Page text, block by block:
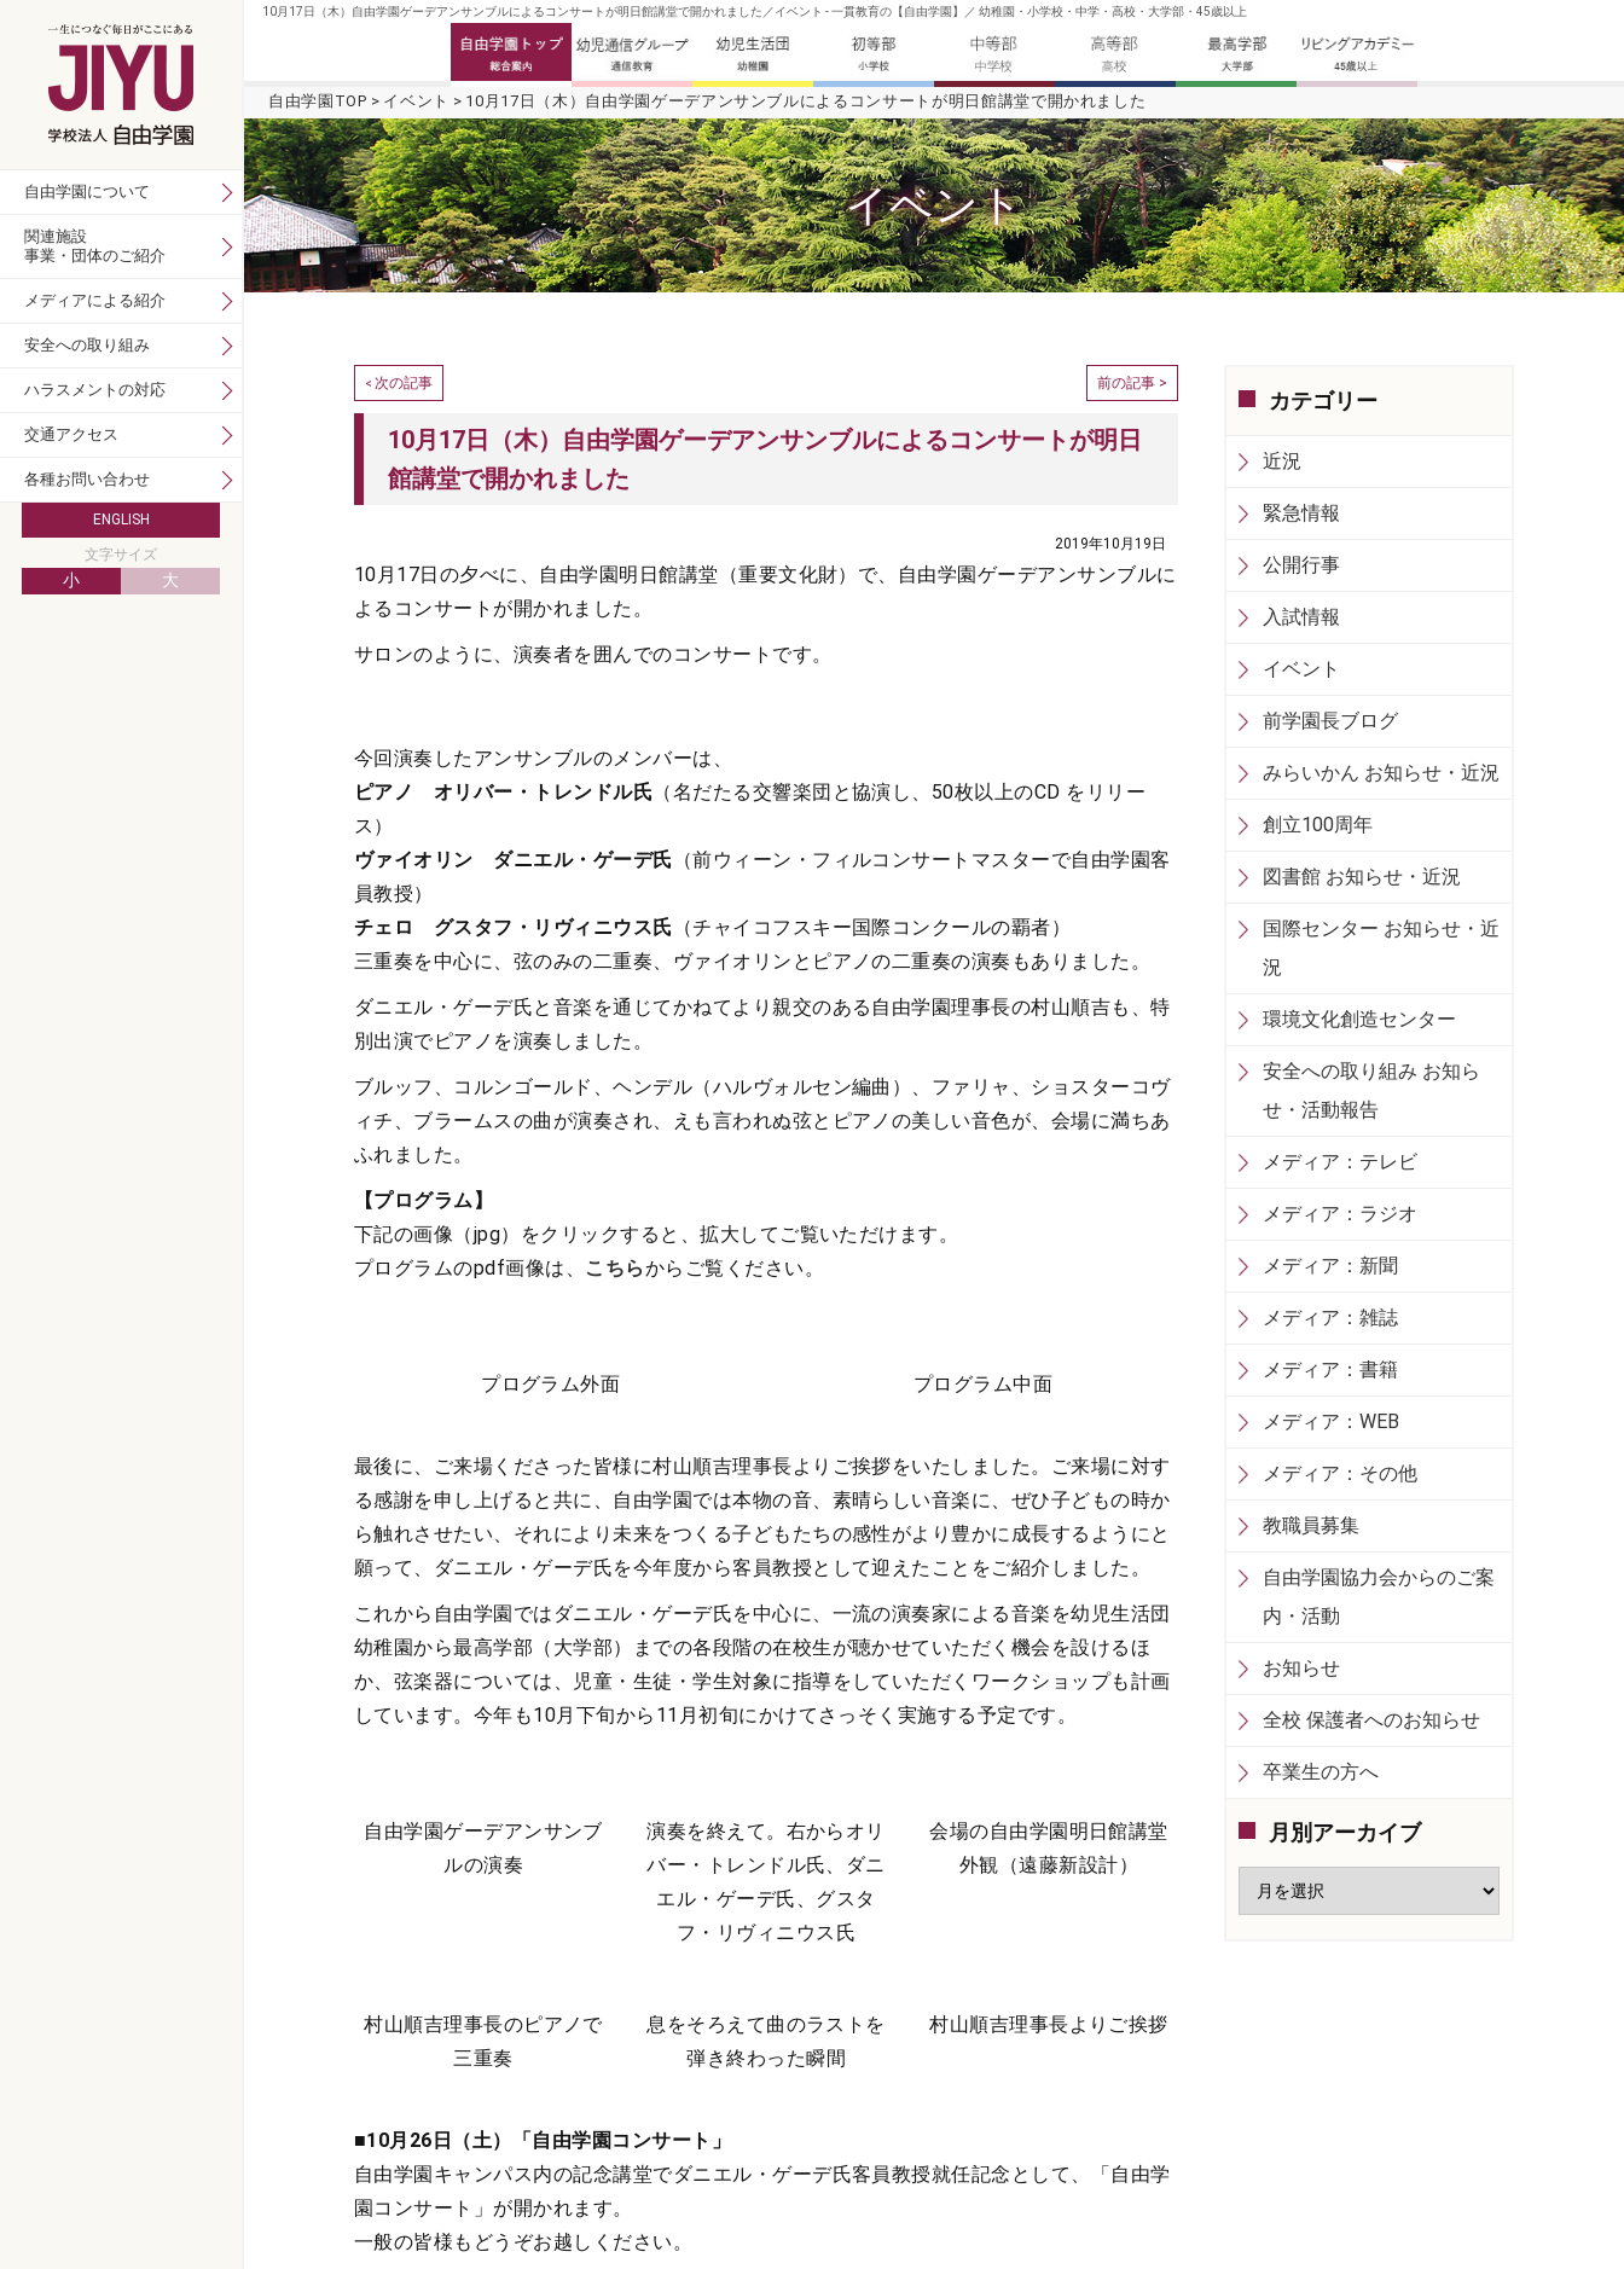
10月17日（木）自由学園ゲーデアンサンブルによるコンサートが明日館講堂で開かれました／イベント - 一貫教育の【自由学園】／ 幼稚園・小学校・中学・高校・大学部・45歳以上
自由学園TOP イベント 10月17日（木）自由学園ゲーデアンサンブルによるコンサートが明日館講堂で開かれました
イベント
< 次の記事 前の記事 >
10月17日（木）自由学園ゲーデアンサンブルによるコンサートが明日
館講堂で開かれました
2019年10月19日
10月17日の夕べに、自由学園明日館講堂（重要文化財）で、自由学園ゲーデアンサンブルに
よるコンサートが開かれました。
サロンのように、演奏者を囲んでのコンサートです。
今回演奏したアンサンブルのメンバーは、
ピアノ オリバー・トレンドル氏 （名だたる交響楽団と協演し、50枚以上のCD をリリー
ス）
ヴァイオリン ダニエル・ゲーデ氏 （前ウィーン・フィルコンサートマスターで自由学園客
員教授）
チェロ グスタフ・リヴィニウス氏 （チャイコフスキー国際コンクールの覇者）
三重奏を中心に、弦のみの二重奏、ヴァイオリンとピアノの二重奏の演奏もありました。
ダニエル・ゲーデ氏と音楽を通じてかねてより親交のある自由学園理事長の村山順吉も、特
別出演でピアノを演奏しました。
ブルッフ、コルンゴールド、ヘンデル（ハルヴォルセン編曲）、ファリャ、ショスターコヴ
ィチ、ブラームスの曲が演奏され、えも言われぬ弦とピアノの美しい音色が、会場に満ちあ
ふれました。
【プログラム】
下記の画像（jpg）をクリックすると、拡大してご覧いただけます。
プログラムのpdf画像は、 こちらからご覧ください。
プログラム外面 プログラム中面
最後に、ご来場くださった皆様に村山順吉理事長よりご挨拶をいたしました。ご来場に対す
る感謝を申し上げると共に、自由学園では本物の音、素晴らしい音楽に、ぜひ子どもの時か
ら触れさせたい、それにより未来をつくる子どもたちの感性がより豊かに成長するようにと
願って、ダニエル・ゲーデ氏を今年度から客員教授として迎えたことをご紹介しました。
これから自由学園ではダニエル・ゲーデ氏を中心に、一流の演奏家による音楽を幼児生活団
幼稚園から最高学部（大学部）までの各段階の在校生が聴かせていただく機会を設けるほ
か、弦楽器については、児童・生徒・学生対象に指導をしていただくワークショップも計画
しています。今年も10月下旬から11月初旬にかけてさっそく実施する予定です。
自由学園ゲーデアンサンブ
ルの演奏
演奏を終えて。右からオリ
バー・トレンドル氏、ダニ
エル・ゲーデ氏、グスタ
フ・リヴィニウス氏
会場の自由学園明日館講堂
外観（遠藤新設計）
村山順吉理事長のピアノで
三重奏
息をそろえて曲のラストを
弾き終わった瞬間
村山順吉理事長よりご挨拶
■10月26日（土）「自由学園コンサート」
自由学園キャンパス内の記念講堂でダニエル・ゲーデ氏客員教授就任記念として、「自由学
園コンサート」が開かれます。
一般の皆様もどうぞお越しください。
カテゴリー
近況
緊急情報
公開行事
入試情報
イベント
前学園長ブログ
みらいかん お知らせ・近況
創立100周年
図書館 お知らせ・近況
国際センター お知らせ・近
況
環境文化創造センター
安全への取り組み お知ら
せ・活動報告
メディア：テレビ
メディア：ラジオ
メディア：新聞
メディア：雑誌
メディア：書籍
メディア：WEB
メディア：その他
教職員募集
自由学園協力会からのご案
内・活動
お知らせ
全校 保護者へのお知らせ
卒業生の方へ
月別アーカイブ
自由学園について
関連施設
事業・団体のご紹介
メディアによる紹介
安全への取り組み
ハラスメントの対応
交通アクセス
各種お問い合わせ
ENGLISH
文字サイズ
小 大